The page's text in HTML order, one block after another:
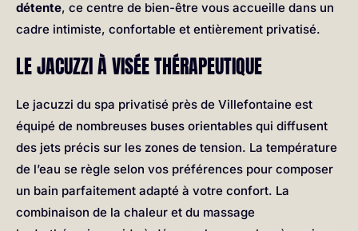
détente, ce centre de bien-être vous accueille dans un
cadre intimiste, confortable et entièrement privatisé.
LE JACUZZI À VISÉE THÉRAPEUTIQUE
Le jacuzzi du spa privatisé près de Villefontaine est
équipé de nombreuses buses orientables qui diffusent
des jets précis sur les zones de tension. La température
de l’eau se règle selon vos préférences pour composer
un bain parfaitement adapté à votre confort. La
combinaison de la chaleur et du massage